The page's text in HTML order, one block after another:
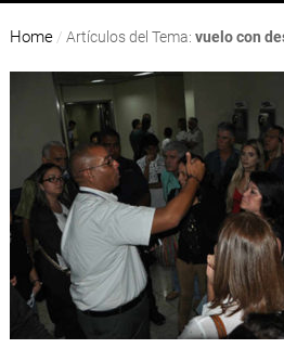
Home / Artículos del Tema: vuelo con